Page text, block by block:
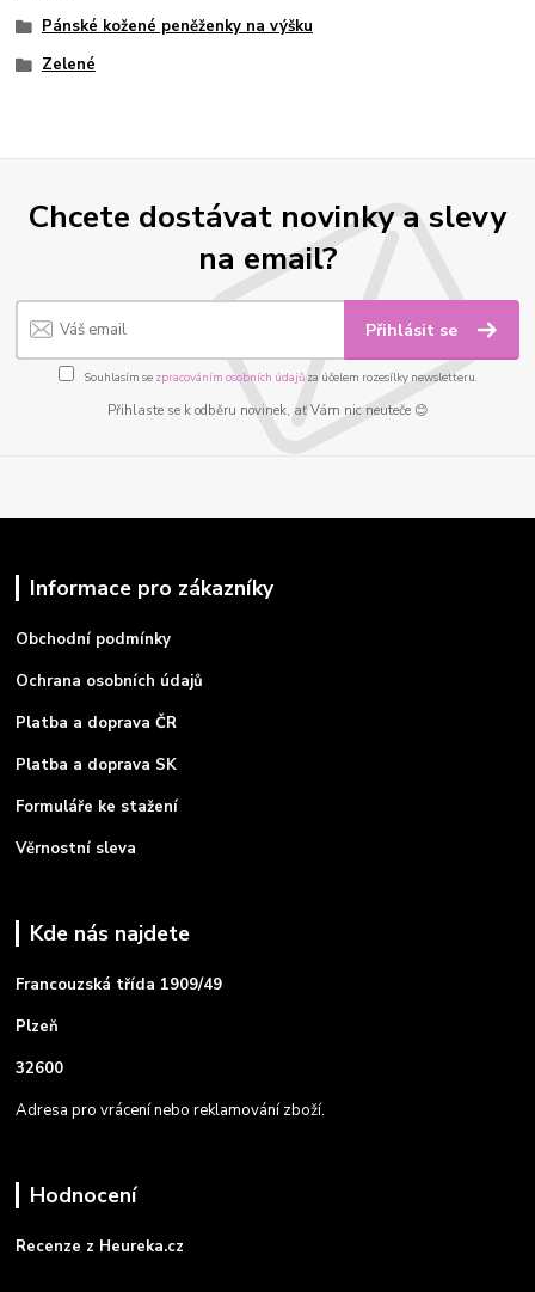
Pánské kožené peněženky na výšku
Zelené
Chcete dostávat novinky a slevy
na email?
Přihlásit se
Souhlasím se zpracováním osobních údajůza účelem rozesílky newsletteru.
Přihlaste se k odběru novinek, ať Vám nic neuteče 😊
Informace pro zákazníky
Obchodní podmínky
Ochrana osobních údajů
Platba a doprava ČR
Platba a doprava SK
Formuláře ke stažení
Věrnostní sleva
Kde nás najdete
Francouzská třída 1909/49
Plzeň
32600
Adresa pro vrácení nebo reklamování zboží.
Hodnocení
Recenze z Heureka.cz